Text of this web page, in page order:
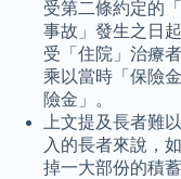
受第二條約定的
事故」發生之日
受「住院」治療
乘以當時「保險
險金」。
上文提及長者難
入的長者來說，
掉一大部份的積蓄